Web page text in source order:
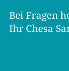
Bei Fragen
Ihr Chesa